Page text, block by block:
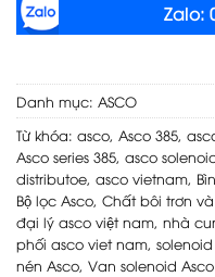
Zalo:
Danh mục: ASCO
Từ khóa: asco, Asco 385,
Asco series 385, asco
distributoe, asco vietnam,
Bộ lọc Asco, Chất bôi trơn
đại lý asco việt nam, nhà
phối asco viet nam,
nén Asco, Van solenoid Asco